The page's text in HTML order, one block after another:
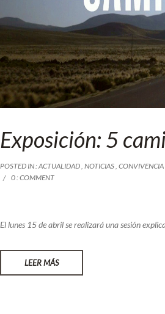
Exposición: 5
POSTED IN :ACTUALIDAD ,NOTICIAS ,CONVIVENCIA
0 : COMMENT
El lunes 15 de abril se realizará una sesión
LEER MÁS